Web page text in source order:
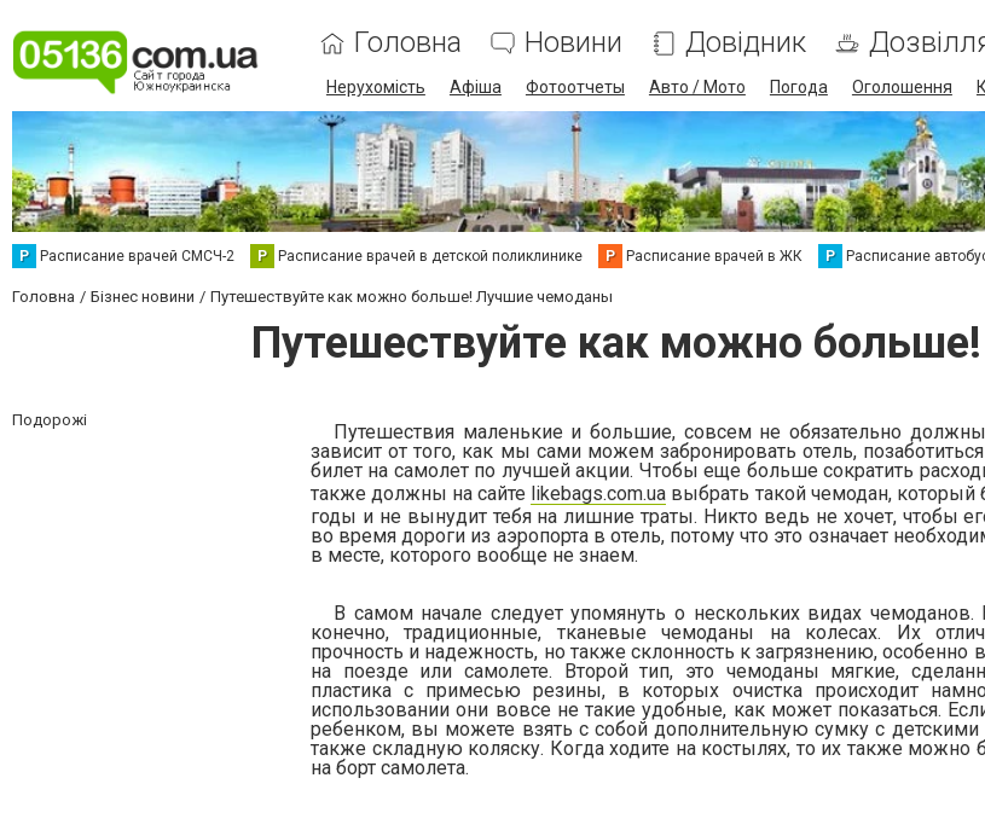
Головна Новини Довідник
Нерухомість Афіша Фотоотчеты Авто / Мото Погода Оголошення
Р Расписание врачей СМСЧ-2 Р Расписание врачей в детской поликлинике Р Расписание врачей в ЖК Р Расписание
Головна Бізнес новини Путешествуйте как можно больше! Лучшие чемоданы
Путешествуйте как можно
Подорожі
Путешествия маленькие и большие, совсем не обязательно
зависит от того, как мы сами можем забронировать отель,
билет на самолет по лучшей акции. Чтобы еще больше сократить
также должны на сайте likebags.com.ua выбрать такой чемодан, который
годы и не вынудит тебя на лишние траты. Никто ведь не хочет, чтобы
во время дороги из аэропорта в отель, потому что это означает
в месте, которого вообще не знаем.
В самом начале следует упомянуть о нескольких видах чемоданов.
конечно, традиционные, тканевые чемоданы на колесах. Их
прочность и надежность, но также склонность к загрязнению, особенно
на поезде или самолете. Второй тип, это чемоданы мягкие,
пластика с примесью резины, в которых очистка происходит
использовании они вовсе не такие удобные, как может показаться.
ребенком, вы можете взять с собой дополнительную сумку с
также складную коляску. Когда ходите на костылях, то их также можно
на борт самолета.